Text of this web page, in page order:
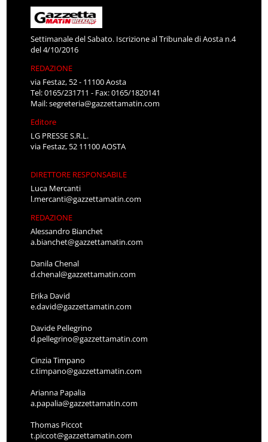
Settimanale del Sabato. Iscrizione al Tribunale di Aosta n.4
del 4/10/2016
REDAZIONE
via Festaz, 52 - 11100 Aosta
Tel: 0165/231711 - Fax: 0165/1820141
Mail:segreteria@gazzettamatin.com
Editore
LG PRESSE S.R.L.
via Festaz, 52 11100 AOSTA
DIRETTORE RESPONSABILE
Luca Mercanti
l.mercanti@gazzettamatin.com
REDAZIONE
Alessandro Bianchet
a.bianchet@gazzettamatin.com
Danila Chenal
d.chenal@gazzettamatin.com
Erika David
e.david@gazzettamatin.com
Davide Pellegrino
d.pellegrino@gazzettamatin.com
Cinzia Timpano
c.timpano@gazzettamatin.com
Arianna Papalia
a.papalia@gazzettamatin.com
Thomas Piccot
t.piccot@gazzettamatin.com